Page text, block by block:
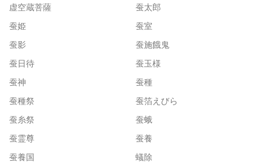
虚空蔵菩薩
蚕太郎
蚕姫
蚕室
蚕影
蚕施餓鬼
蚕日待
蚕玉様
蚕神
蚕種
蚕種祭
蚕箔えびら
蚕糸祭
蚕蛾
蚕霊尊
蚕養
蚕養国
蟻除